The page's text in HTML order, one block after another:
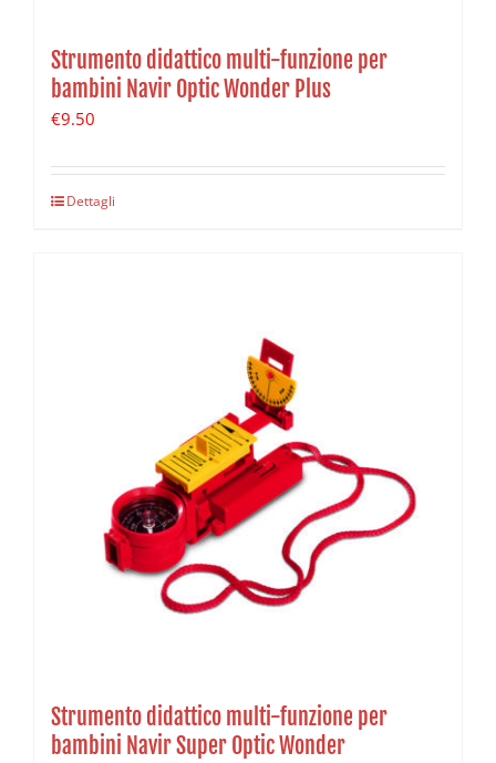
Strumento didattico multi-funzione per
bambini Navir Optic Wonder Plus
€9.50
Dettagli
Strumento didattico multi-funzione per
bambini Navir Super Optic Wonder